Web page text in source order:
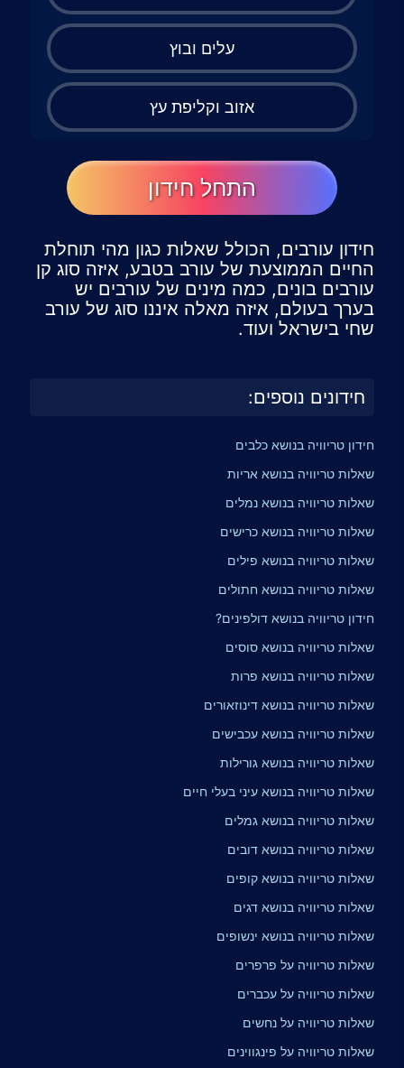
עלים ובוץ
אזוב וקליפת עץ
התחל חידון
חידון עורבים, הכולל שאלות כגון מהי תוחלת
החיים הממוצעת של עורב בטבע, איזה סוג קן
עורבים בונים, כמה מינים של עורבים יש
בערך בעולם, איזה מאלה איננו סוג של עורב
שחי בישראל ועוד.
חידונים נוספים:
חידון טריוויה בנושא כלבים
שאלות טריוויה בנושא אריות
שאלות טריוויה בנושא נמלים
שאלות טריוויה בנושא כרישים
שאלות טריוויה בנושא פילים
שאלות טריוויה בנושא חתולים
חידון טריוויה בנושא דולפינים?
שאלות טריוויה בנושא סוסים
שאלות טריוויה בנושא פרות
שאלות טריוויה בנושא דינוזאורים
שאלות טריוויה בנושא עכבישים
שאלות טריוויה בנושא גורילות
שאלות טריוויה בנושא עיני בעלי חיים
שאלות טריוויה בנושא גמלים
שאלות טריוויה בנושא דובים
שאלות טריוויה בנושא קופים
שאלות טריוויה בנושא דגים
שאלות טריוויה בנושא ינשופים
שאלות טריוויה על פרפרים
שאלות טריוויה על עכברים
שאלות טריוויה על נחשים
שאלות טריוויה על פינגווינים